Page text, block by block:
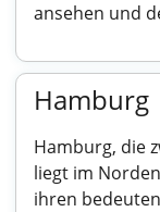
ansehen und
Hamburg
Hamburg, die
liegt im
ihren